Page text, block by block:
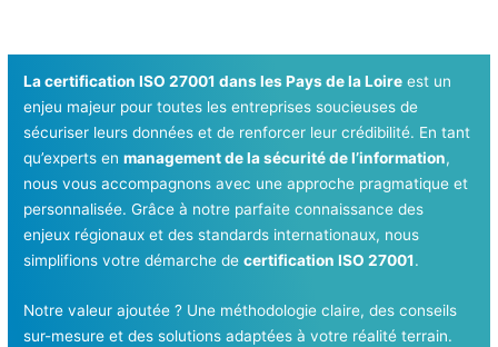
La certification ISO 27001 dans les Pays de la Loire est un
enjeu majeur pour toutes les entreprises soucieuses de
sécuriser leurs données et de renforcer leur crédibilité. En tant
qu’experts enmanagement de la sécurité de l’information,
nous vous accompagnons avec une approche pragmatique et
personnalisée. Grâce à notre parfaite connaissance des
enjeux régionaux et des standards internationaux, nous
simplifions votre démarche decertification ISO 27001.
Notre valeur ajoutée ? Une méthodologie claire, des conseils
sur-mesure et des solutions adaptées à votre réalité terrain.